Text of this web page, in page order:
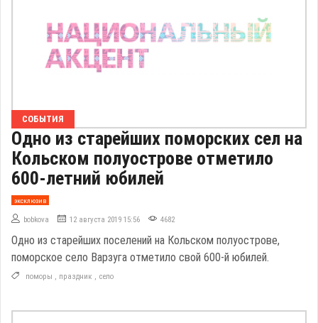
СОБЫТИЯ
Одно из старейших поморских сел на
Кольском полуострове отметило
600-летний юбилей
эксклюзив
bobkova 12 августа 2019 15:56 4682
Одно из старейших поселений на Кольском полуострове,
поморское село Варзуга отметило свой 600-й юбилей.
поморы , праздник , село